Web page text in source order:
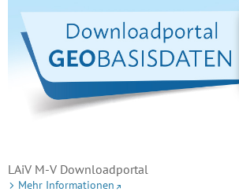
LAiV M-V Downloadportal
Mehr Informationen